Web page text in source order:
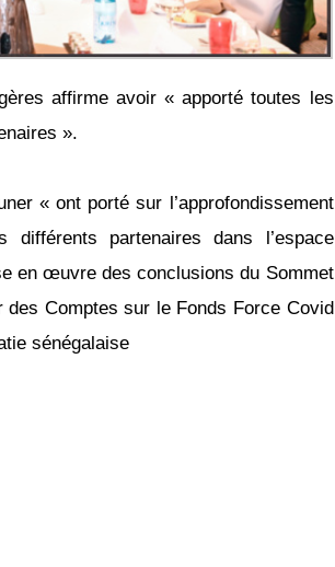
affirme avoir « apporté toutes les
».
« ont porté sur l’approfondissement
partenaires dans l’espace
en œuvre des conclusions du Sommet
Comptes sur le Fonds Force Covid
sénégalaise